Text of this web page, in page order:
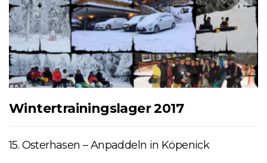
Wintertrainingslager 2017
15. Osterhasen – Anpaddeln in Köpenick